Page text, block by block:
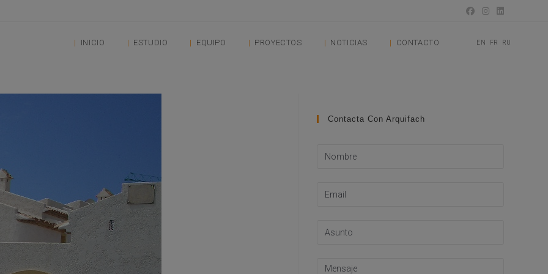
INICIO ESTUDIO EQUIPO PROYECTOS NOTICIAS CONTACTO EN FR RU
Contacta Con Arquifach